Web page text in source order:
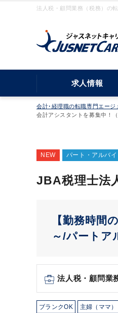
法人税・顧問業務（税務）の
求人情報
会計･経理職の転職専門エージ
会計アシスタントを募集中！
NEW パート・アルバイ
JBA税理士法
【勤務時間
～/パートア
法人税・顧問業
ブランクOK 主婦（ママ